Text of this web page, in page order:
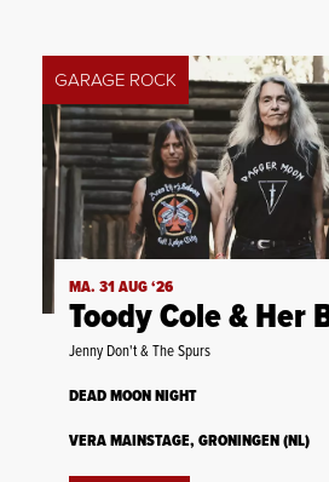
GARAGE ROCK
MA. 31 AUG ‘26
Toody Cole & Her
Jenny Don't & The Spurs
DEAD MOON NIGHT
VERA MAINSTAGE, GRONINGEN (NL)